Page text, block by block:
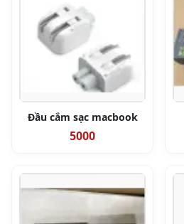
Đầu cắm sạc macbook
5000